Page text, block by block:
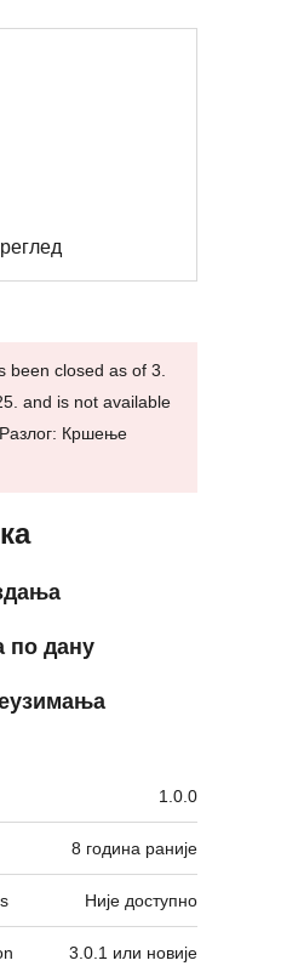
been closed as of 3.
and is not available
Кршење
по дану
1.0.0
8 година раније
Није доступно
3.0.1 или новије